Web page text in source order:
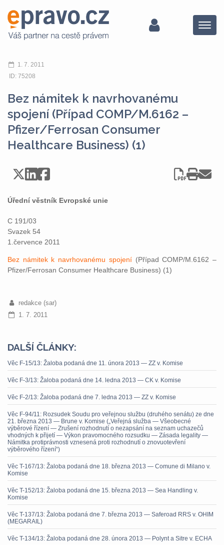
Menu
1. 7. 2011
ID: 75208
Bez námitek k navrhovanému
spojení (Případ COMP/M.6162 –
Pfizer/Ferrosan Consumer
Healthcare Business) (1)
Úřední věstník Evropské unie
C 191/03
Svazek 54
1.července 2011
Bez námitek k navrhovanému spojení (Případ COMP/M.6162 –
Pfizer/Ferrosan Consumer Healthcare Business) (1)
redakce (sar)
1. 7. 2011
DALŠÍ ČLÁNKY:
Věc F-15/13: Žaloba podaná dne 11. února 2013 — ZZ v. Komise
Věc F-3/13: Žaloba podaná dne 14. ledna 2013 — CK v. Komise
Věc F-2/13: Žaloba podaná dne 7. ledna 2013 — ZZ v. Komise
Věc F-94/11: Rozsudek Soudu pro veřejnou službu (druhého senátu) ze dne
21. března 2013 — Brune v. Komise („Veřejná služba — Všeobecné
výběrové řízení — Zrušení rozhodnutí o nezapsání na seznam uchazečů
vhodných k přijetí — Výkon pravomocného rozsudku — Zásada legality —
Námitka protiprávnosti vznesená proti rozhodnutí o znovuotevření
výběrového řízení“)
Věc T-167/13: Žaloba podaná dne 18. března 2013 — Comune di Milano v.
Komise
Věc T-152/13: Žaloba podaná dne 15. března 2013 — Sea Handling v.
Komise
Věc T-137/13: Žaloba podaná dne 7. března 2013 — Saferoad RRS v. OHIM
(MEGARAIL)
Věc T-134/13: Žaloba podaná dne 28. února 2013 — Polynt a Sitre v. ECHA